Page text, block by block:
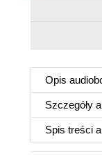
Opis
Szczegóły
Spis treści